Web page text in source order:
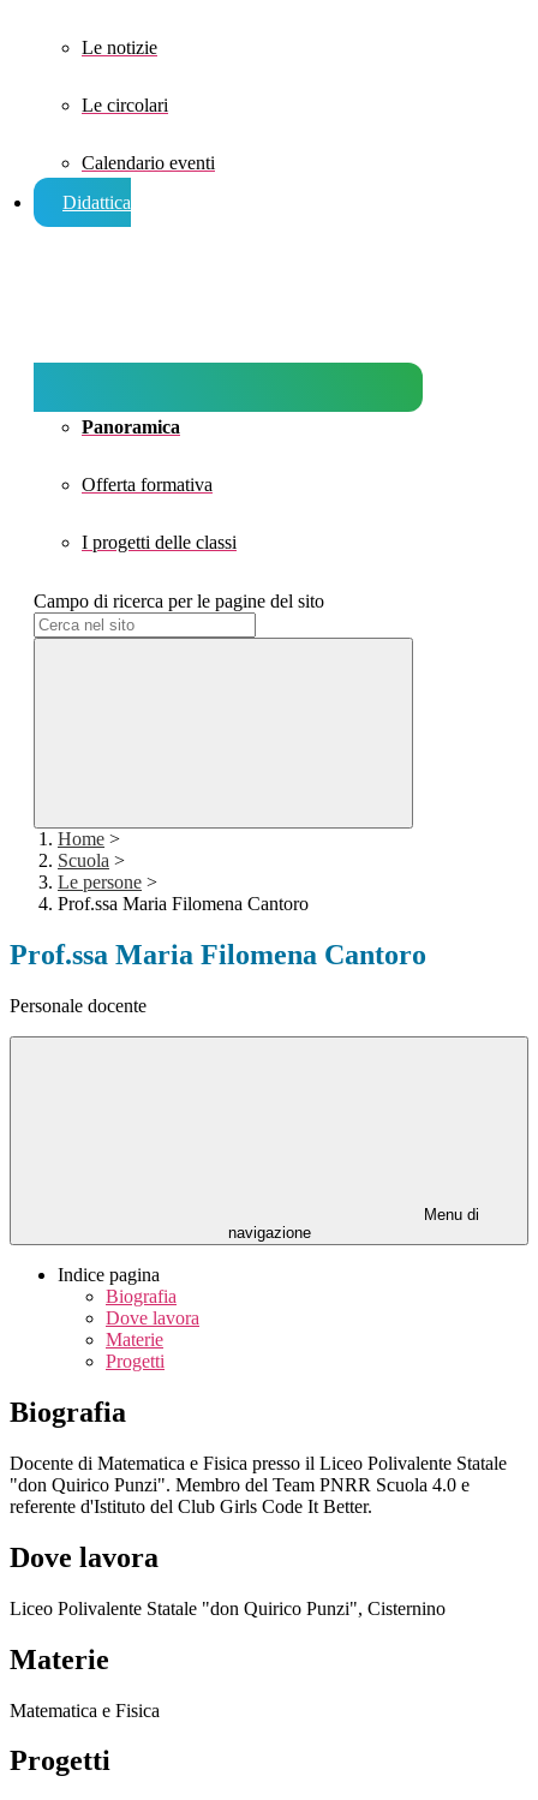
Le notizie
Le circolari
Calendario eventi
Didattica
Panoramica
Offerta formativa
I progetti delle classi
Campo di ricerca per le pagine del sito
Home >
Scuola >
Le persone >
Prof.ssa Maria Filomena Cantoro
Prof.ssa Maria Filomena Cantoro
Personale docente
Menu di
navigazione
Indice pagina
Biografia
Dove lavora
Materie
Progetti
Biografia
Docente di Matematica e Fisica presso il Liceo Polivalente Statale
"don Quirico Punzi". Membro del Team PNRR Scuola 4.0 e
referente d'Istituto del Club Girls Code It Better.
Dove lavora
Liceo Polivalente Statale "don Quirico Punzi", Cisternino
Materie
Matematica e Fisica
Progetti